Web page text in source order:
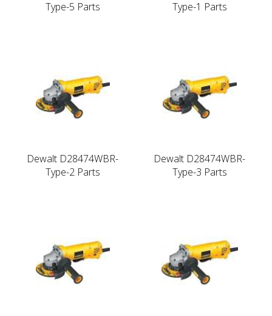
Type-5 Parts
Type-1 Parts
Dewalt D28474WBR-
Type-2 Parts
Dewalt D28474WBR-
Type-3 Parts